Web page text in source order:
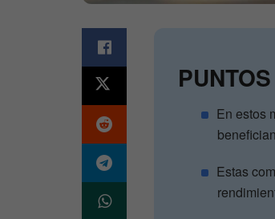
En estos
Estas